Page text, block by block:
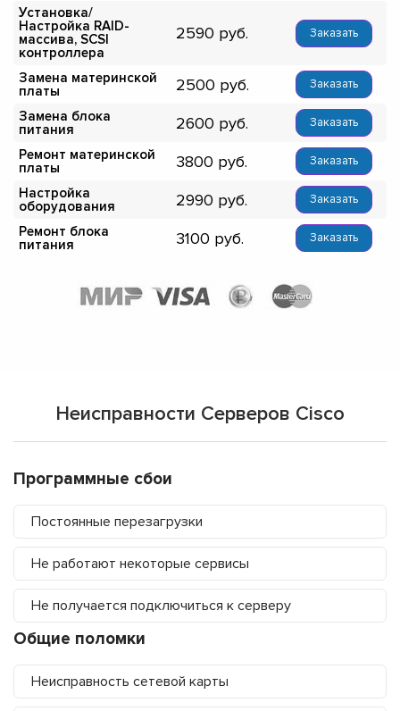
Установка/
Настройка RAID-
массива, SCSI
контроллера
2590 Заказать
Замена материнской
платы
2500 Заказать
Замена блока
питания
2600 Заказать
Ремонт материнской
платы
3800 Заказать
Настройка
оборудования
2990 Заказать
Ремонт блока
питания
3100 Заказать
Неисправности Серверов Cisco
Программные сбои
Постоянные перезагрузки
Не работают некоторые сервисы
Не получается подключиться к серверу
Общие поломки
Неисправность сетевой карты